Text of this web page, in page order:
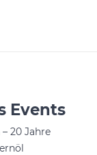
Events
20 Jahre